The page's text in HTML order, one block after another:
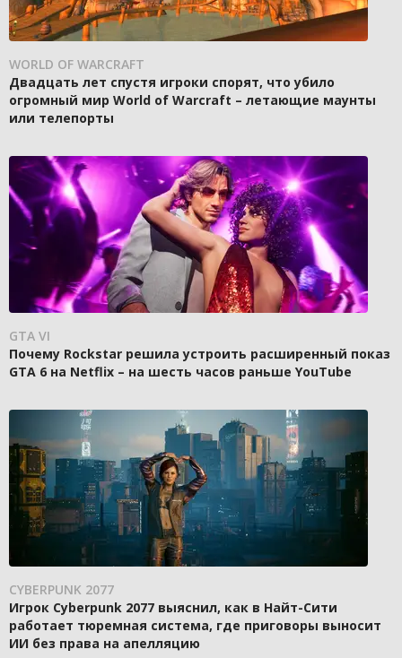
WORLD OF WARCRAFT
Двадцать лет спустя игроки спорят, что убило
огромный мир World of Warcraft – летающие маунты
или телепорты
GTA VI
Почему Rockstar решила устроить расширенный показ
GTA 6 на Netflix – на шесть часов раньше YouTube
CYBERPUNK 2077
Игрок Cyberpunk 2077 выяснил, как в Найт-Сити
работает тюремная система, где приговоры выносит
ИИ без права на апелляцию